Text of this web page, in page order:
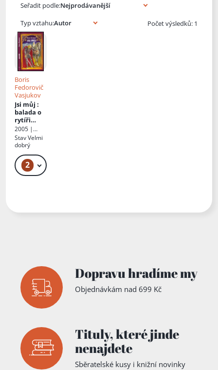
Seřadit podle:
Typ vztahu:
Počet výsledků: 1
Boris
Fedorovič
Vasjukov
Jsi můj :
balada o
rytíři
Glenovi
2005 |
Křesťanský
život
StavVelmi
dobrý
2
Dopravu hradíme my
Objednávkám nad 699 Kč
Tituly,které jinde
nenajdete
Sběratelské kusy i knižní novinky